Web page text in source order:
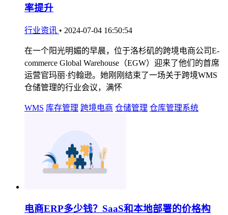
率提升
行业资讯 • 2024-07-04 16:50:54
在一个阳光明媚的早晨，位于洛杉矶的跨境电商公司E-
commerce Global Warehouse（EGW）迎来了他们的首席
运营官玛丽·约翰逊。她刚刚结束了一场关于跨境WMS
仓储管理的行业会议，满怀
WMS 库存管理 跨境电商 仓储管理 仓库管理系统
电商ERP多少钱？SaaS和本地部署的价格构